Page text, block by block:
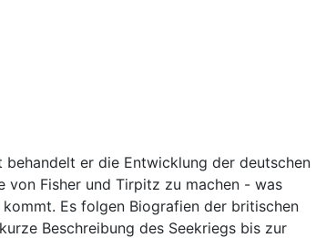
er die Entwicklung der deutschen
von Fisher und Tirpitz zu machen - was
Es folgen Biografien der britischen
Beschreibung des Seekriegs bis zur